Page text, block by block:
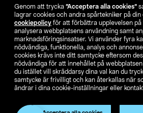
Genom att trycka ”Acceptera alla cookies”
lagrar cookies och andra spårtekniker på din
cookiepolicy för att förbättra upplevelsen på
analysera webbplatsens användning samt
marknadsföringsinsatser. Vi använder fyra
nödvändiga, funktionella, analys och
cookies krävs inte ditt samtycke eftersom
nödvändiga för att innehållet på
du istället vill skräddarsy dina val kan du
samtycke är frivilligt och kan återkallas när
ändrar i dina cookie-inställningar eller
Hitta butik
SE NO FI
Ändra till priser